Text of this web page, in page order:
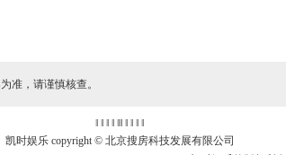
准，请谨慎核查。
‖ ‖ ‖ ‖ ‖‖ ‖ ‖ ‖ ‖
凯时娱乐 copyright © 北京搜房科技发展有限公司